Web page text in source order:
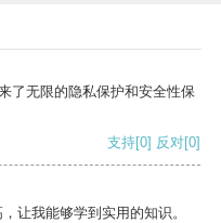
了无限的隐私保护和安全性保
支持[0] 反对[0]
让我能够学到实用的知识。